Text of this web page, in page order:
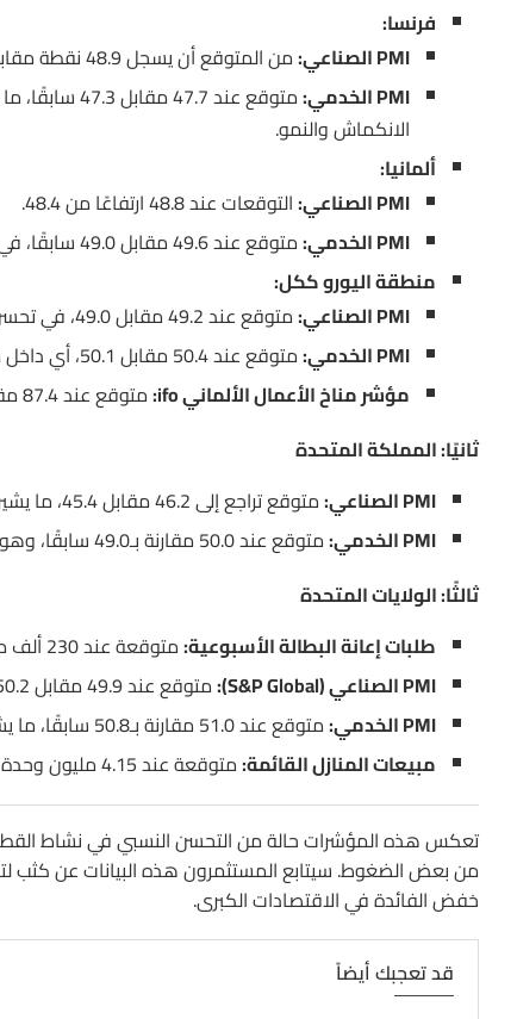
فرنسا:
PMI الصناعي:
من المتوقع أن يسجل 48.9 نقطة مقابل 48.7 سابقًا، وهو ما يشير إلى استمرار الانكماش ولكن بوتيرة أقل.
PMI الخدمي:
الانكماش والنمو.
ألمانيا:
PMI الصناعي:
التوقعات عند 48.8 ارتفاعًا من 48.4.
PMI الخدمي:
متوقع عند 49.6 مقابل 49.0 سابقًا، في تحسن ملحوظ لكنه لا يزال دون منطقة النمو.
منطقة اليورو ككل:
PMI الصناعي:
متوقع عند 49.2 مقابل 49.0، في تحسن طفيف.
PMI الخدمي:
متوقع عند 50.4 مقابل 50.1، أي داخل منطقة النمو لكن بهامش ضيق.
مؤشر مناخ الأعمال الألماني ifo:
متوقع عند 87.4 مقابل 86.9، ما يعكس تحسنًا في ثقة الشركات الألمانية.
ثانيًا: المملكة المتحدة
PMI الصناعي:
متوقع تراجع إلى 46.2 مقابل 45.4، ما يشير إلى استمرار التباطؤ في قطاع التصنيع.
PMI الخدمي:
متوقع عند 50.0 مقارنة بـ49.0 سابقًا، وهو ما يعيد القطاع إلى حافة النمو.
ثالثًا: الولايات المتحدة
طلبات إعانة البطالة الأسبوعية:متوقعة عند 230 ألف مقابل 229 ألف في الأسبوع السابق.
PMI الصناعي (S&P Global):
متوقع عند 49.9 مقابل 50.2، ما يشير إلى انكماش طفيف متوقع في قطاع التصنيع.
PMI الخدمي:
متوقع عند 51.0 مقارنة بـ50.8 سابقًا، ما يشير إلى استمرار النمو في قطاع الخدمات.
مبيعات المنازل القائمة:متوقعة عند 4.15 مليون وحدة مقابل 4.02 مليون سابقًا، ما يعكس تحسنًا طفيفًا في سوق العقارات.
تعكس هذه المؤشرات حالة من التحسن النسبي في نشاط القطاع
من بعض الضغوط. سيتابع المستثمرون هذه البيانات عن كثب
خفض الفائدة في الاقتصادات الكبرى.
قد تعجبك أيضاً